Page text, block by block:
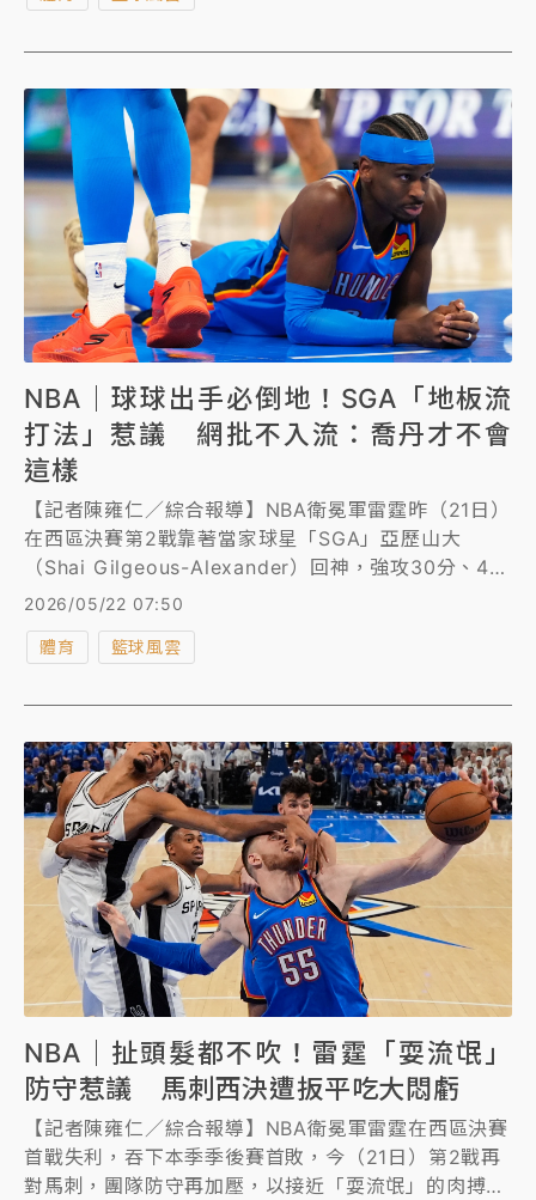
NBA｜球球出手必倒地！SGA「地板流
打法」惹議 網批不入流：喬丹才不會
這樣
【記者陳雍仁／綜合報導】NBA衛冕軍雷霆昨（21日）
在西區決賽第2戰靠著當家球星「SGA」亞歷山大
（Shai Gilgeous-Alexander）回神，強攻30分、4籃
板、9助攻，以122比113擊敗馬刺，扳成1比1平手，只
是不僅雷霆過激的肉搏防守引發爭議，亞歷山大的「地
板流打法」也讓許多網友看不下去，紛紛留言痛批。
2026/05/22 07:50
體育 籃球風雲
NBA｜扯頭髮都不吹！雷霆「耍流氓」
防守惹議 馬刺西決遭扳平吃大悶虧
【記者陳雍仁／綜合報導】NBA衛冕軍雷霆在西區決賽
首戰失利，吞下本季季後賽首敗，今（21日）第2戰再
對馬刺，團隊防守再加壓，以接近「耍流氓」的肉搏防